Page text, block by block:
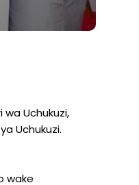
Uchukuzi,
Uchukuzi.
wake